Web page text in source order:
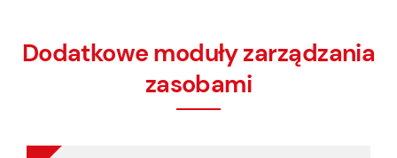
Dodatkowe moduły zarządzania
zasobami